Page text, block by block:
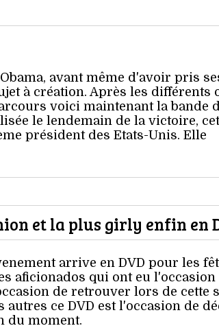
avant même d'avoir pris
à création. Après les différents
voici maintenant la bande
le lendemain de la victoire,
président des Etats-Unis. Elle
et la plus girly enfin en
arrive en DVD pour les
aficionados qui ont eu
de retrouver lors de cette
autres ce DVD est l'occasion de
du moment.